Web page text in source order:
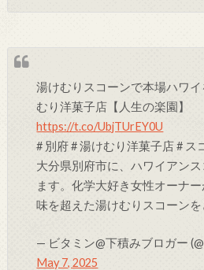
湯けむりスコーンで本場ハワ
むり洋菓子店【人生の楽園】
https://t.co/UbjTUrEY0U
# 別府 # 湯けむり洋菓子店 # ス
大分県別府市に、ハワイアン
ます。化学大好き女性オーナ
味を超えた湯けむりスコーンを
— ビタミン@下積みブロガー
May 7, 2025